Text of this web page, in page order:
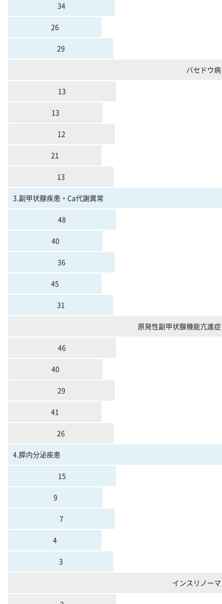
34
26
29
バセドウ病
13
13
12
21
13
3.副甲状腺疾患・Ca代謝異常
48
40
36
45
31
原発性副甲状腺機能亢進症
46
40
29
41
26
4.膵内分泌疾患
15
9
7
4
3
インスリノーマ